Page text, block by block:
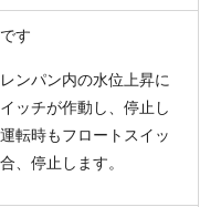
す
ンパン内の水位上昇に
ッチが作動し、停止し
転時もフロートスイッ
、停止します。